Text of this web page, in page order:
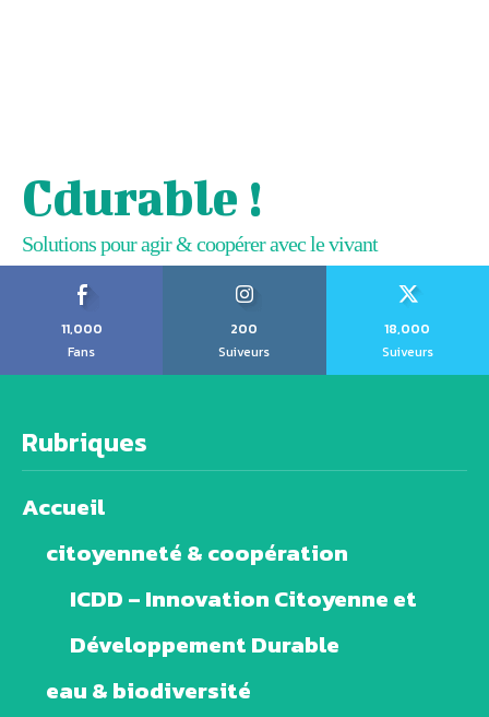
Cdurable !
Solutions pour agir & coopérer avec le vivant
11,000
Fans
200
Suiveurs
18,000
Suiveurs
Rubriques
Accueil
citoyenneté & coopération
ICDD – Innovation Citoyenne et
Développement Durable
eau & biodiversité